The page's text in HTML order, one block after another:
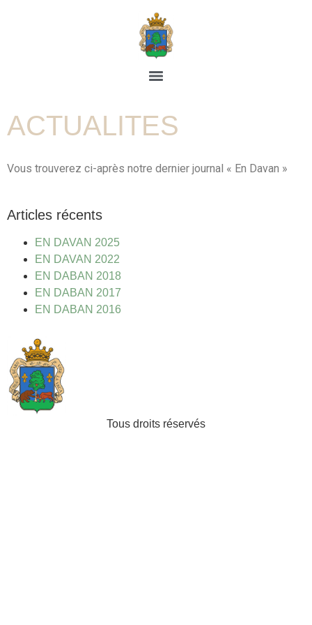
ACTUALITES
Vous trouverez ci-après notre dernier journal « En Davan »
Articles récents
EN DAVAN 2025
EN DAVAN 2022
EN DABAN 2018
EN DABAN 2017
EN DABAN 2016
Tous droits réservés